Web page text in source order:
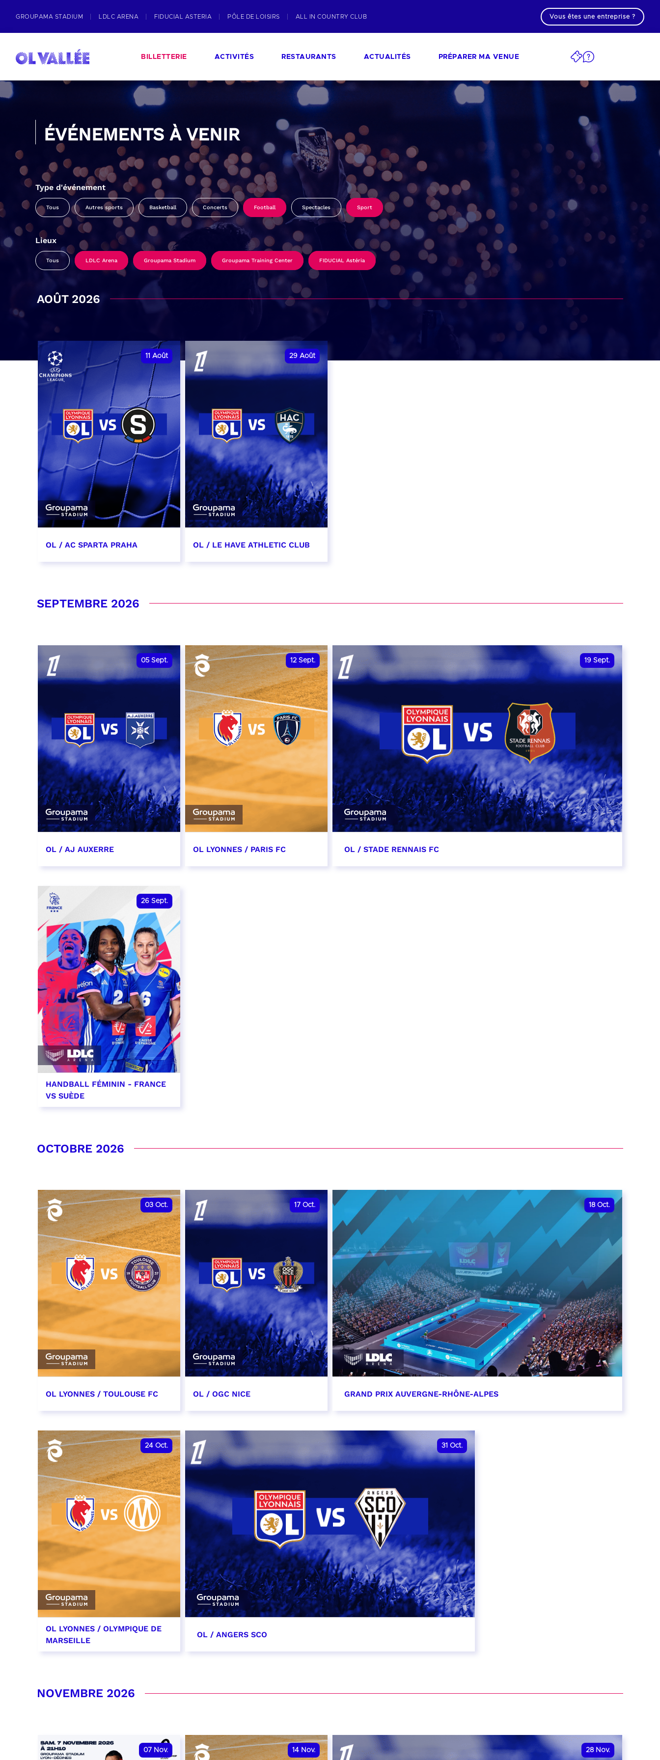
GROUPAMA STADIUM LDLC ARENA FIDUCIAL ASTERIA PÔLE DE LOISIRS ALL IN COUNTRY CLUB Vous êtes une entreprise ?
BILLETTERIE ACTIVITÉS RESTAURANTS ACTUALITÉS PRÉPARER MA VENUE
ÉVÉNEMENTS À VENIR
Type d'événement
Tous Autres sports Basketball Concerts Football Spectacles Sport
Lieux
Tous LDLC Arena Groupama Stadium Groupama Training Center FIDUCIAL Astéria
AOÛT 2026
11 Août
OL / AC SPARTA PRAHA
29 Août
OL / LE HAVE ATHLETIC CLUB
SEPTEMBRE 2026
05 Sept.
OL / AJ AUXERRE
RÉSERVER
12 Sept.
OL LYONNES / PARIS FC
19 Sept.
OL / STADE RENNAIS FC
26 Sept.
HANDBALL FÉMININ - FRANCE
VS SUÈDE
OCTOBRE 2026
03 Oct.
OL LYONNES / TOULOUSE FC
date et heure à confirmer
RÉSERVER
17 Oct.
OL / OGC NICE
date et heure à confirmer
RÉSERVER
18 Oct.
GRAND PRIX AUVERGNE-RHÔNE-ALPES
24 Oct.
OL LYONNES / OLYMPIQUE DE
MARSEILLE
RÉSERVER
31 Oct.
OL / ANGERS SCO
RÉSERVER
NOVEMBRE 2026
07 Nov. 14 Nov. 28 Nov.